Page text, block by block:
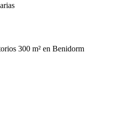
300 m² en Benidorm